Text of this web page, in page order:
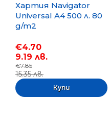
Хартия Navigator
Universal A4 500 л. 80
g/m2
€4.70
9.19 лв.
€7.85
15.35 лв.